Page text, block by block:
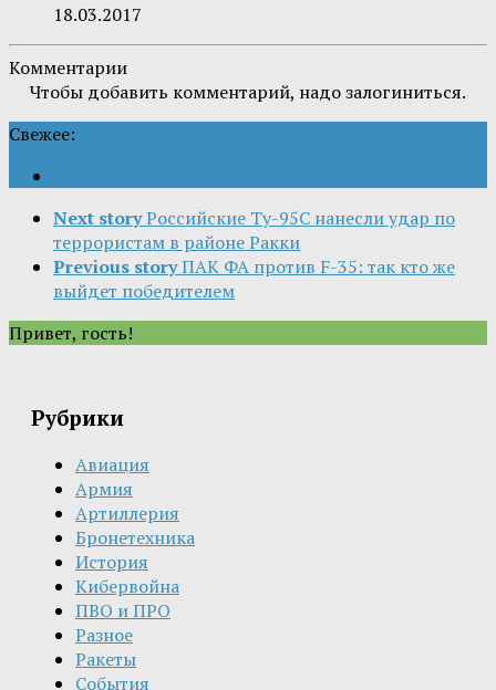
18.03.2017
Комментарии
Чтобы добавить комментарий, надо залогиниться.
Свежее:
Next storyРоссийские Ту-95С нанесли удар по
террористам в районе Ракки
Previous storyПАК ФА против F-35: так кто же
выйдет победителем
Привет, гость!
Рубрики
Авиация
Армия
Артиллерия
Бронетехника
История
Кибервойна
ПВО и ПРО
Разное
Ракеты
События